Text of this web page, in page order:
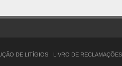
DE LITÍGIOS LIVRO DE RECLAMAÇÕES